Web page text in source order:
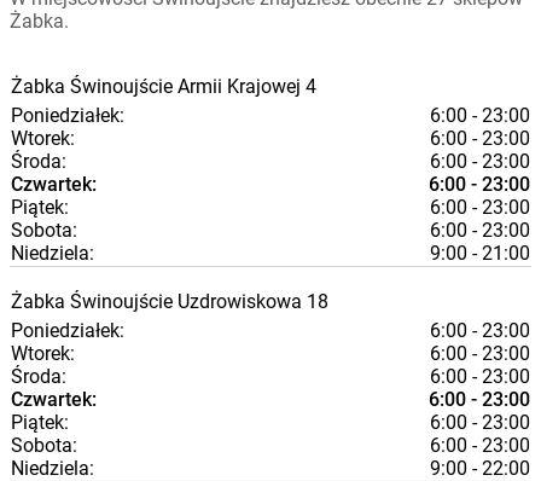
Żabka.
Żabka Świnoujście Armii Krajowej 4
Poniedziałek:
6:00 - 23:00
Wtorek:
6:00 - 23:00
Środa:
6:00 - 23:00
Czwartek:
6:00 - 23:00
Piątek:
6:00 - 23:00
Sobota:
6:00 - 23:00
Niedziela:
9:00 - 21:00
Żabka Świnoujście Uzdrowiskowa 18
Poniedziałek:
6:00 - 23:00
Wtorek:
6:00 - 23:00
Środa:
6:00 - 23:00
Czwartek:
6:00 - 23:00
Piątek:
6:00 - 23:00
Sobota:
6:00 - 23:00
Niedziela:
9:00 - 22:00